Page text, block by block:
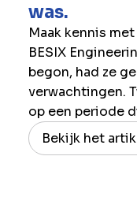
was.
Maak kennis
BESIX
begon, had ze
verwachtingen.
op een periode
Bekijk het